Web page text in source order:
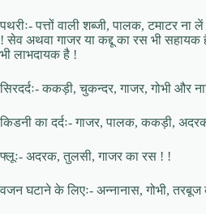
पथरीः- पत्तों वाली शब्जी, पालक, टमाटर
! सेव अथवा गाजर या कद्दू का रस भी
भी लाभदायक है !
सिरदर्दः- ककड़ी, चुकन्दर, गाजर, गोभी और
किडनी का दर्दः- गाजर, पालक, ककड़ी,
फ्लूः- अदरक, तुलसी, गाजर का रस ! !
वजन घटाने के लिएः- अन्नानास, गोभी,